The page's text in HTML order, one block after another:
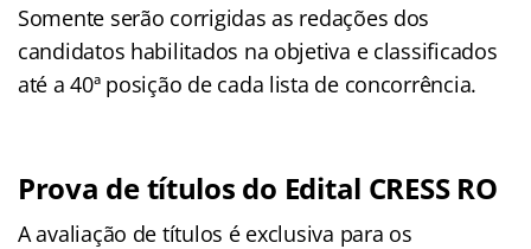
Somente serão corrigidas as redações dos
candidatos habilitados na objetiva e classificados
até a 40ª posição de cada lista de concorrência.
Prova de títulos do Edital CRESS RO
A avaliação de títulos é exclusiva para os